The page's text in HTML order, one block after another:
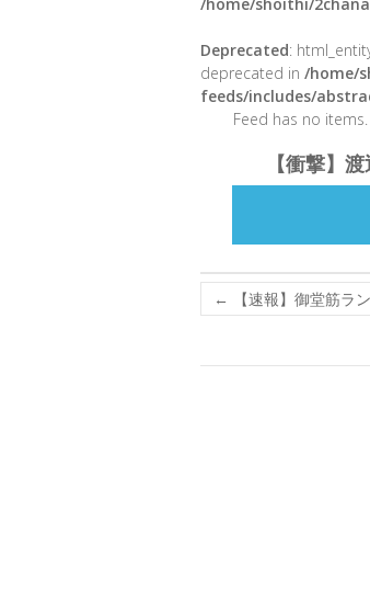
Deprecated:
deprecated in /home/
feeds/includes/
Feed has no items.
【衝撃】
←
【速報】御堂筋ラ